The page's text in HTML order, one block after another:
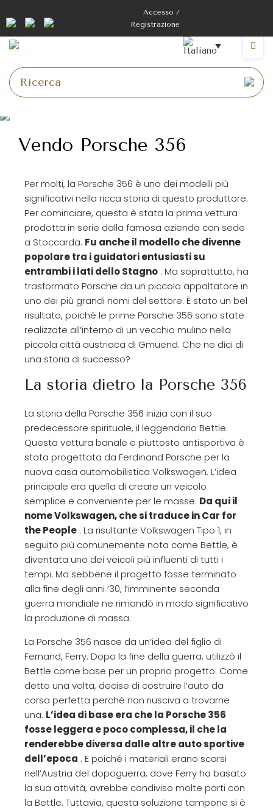
Accesso /
Registrazione
Vendo Porsche 356
Per molti, la Porsche 356 è uno dei modelli più
significativi nella ricca storia di questo produttore.
Per cominciare, questa è stata la prima vettura
prodotta in serie dalla famosa azienda con sede
a Stoccarda. Fu anche il modello che divenne
popolare tra i guidatori entusiasti su
entrambi i lati dello Stagno . Ma soprattutto, ha
trasformato Porsche da un piccolo appaltatore in
uno dei più grandi nomi del settore. È stato un bel
risultato, poiché le prime Porsche 356 sono state
realizzate all’interno di un vecchio mulino nella
piccola città austriaca di Gmuend. Che ne dici di
una storia di successo?
La storia dietro la Porsche 356
La storia della Porsche 356 inizia con il suo
predecessore spirituale, il leggendario Bettle.
Questa vettura banale e piuttosto antisportiva è
stata progettata da Ferdinand Porsche per la
nuova casa automobilistica Volkswagen. L’idea
principale era quella di creare un veicolo
semplice e conveniente per le masse. Da qui il
nome Volkswagen, che si traduce in Car for
the People . La risultante Volkswagen Tipo 1, in
seguito più comunemente nota come Bettle, è
diventata uno dei veicoli più influenti di tutti i
tempi. Ma sebbene il progetto fosse terminato
alla fine degli anni ’30, l’imminente seconda
guerra mondiale ne rimandò in modo significativo
la produzione di massa.
La Porsche 356 nasce da un’idea del figlio di
Fernand, Ferry. Dopo la fine della guerra, utilizzò il
Bettle come base per un proprio progetto. Come
detto una volta, decise di costruire l’auto da
corsa perfetta perché non riusciva a trovarne
una. L’idea di base era che la Porsche 356
fosse leggera e poco complessa, il che la
renderebbe diversa dalle altre auto sportive
dell’epoca . E poiché i materiali erano scarsi
nell’Austria del dopoguerra, dove Ferry ha basato
la sua attività, avrebbe condiviso molte parti con
la Bettle. Tuttavia, questa soluzione tampone si è